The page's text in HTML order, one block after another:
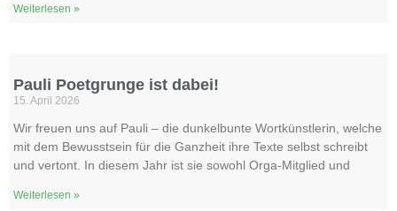
Weiterlesen »
Pauli Poetgrunge ist dabei!
15. April 2026
Wir freuen uns auf Pauli – die dunkelbunte Wortkünstlerin, welche
mit dem Bewusstsein für die Ganzheit ihre Texte selbst schreibt
und vertont. In diesem Jahr ist sie sowohl Orga-Mitglied und
Weiterlesen »